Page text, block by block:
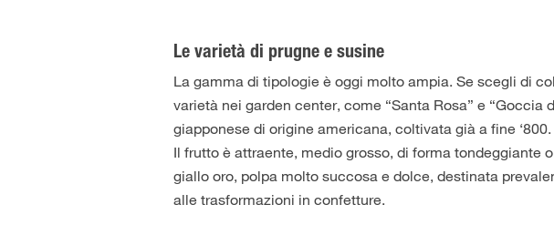
Le varietà di prugne e susine
La gamma di tipologie è oggi molto ampia. Se scegli di
varietà nei garden center, come “Santa Rosa” e “Goccia
giapponese di origine americana, coltivata già a fine ‘800.
Il frutto è attraente, medio grosso, di forma tondeggiante
giallo oro, polpa molto succosa e dolce, destinata
alle trasformazioni in confetture.